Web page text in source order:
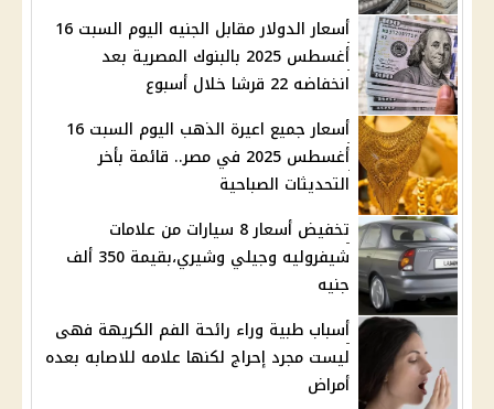
أسعار الدولار مقابل الجنيه اليوم السبت 16
أغسطس 2025 بالبنوك المصرية بعد
انخفاضه 22 قرشا خلال أسبوع
أسعار جميع اعيرة الذهب اليوم السبت 16
أغسطس 2025 في مصر.. قائمة بأخر
التحديثات الصباحية
تخفيض أسعار 8 سيارات من علامات
شيفروليه وجيلي وشيري،بقيمة 350 ألف
جنيه
أسباب طبية وراء رائحة الفم الكريهة فهى
ليست مجرد إحراج لكنها علامه للاصابه بعده
أمراض